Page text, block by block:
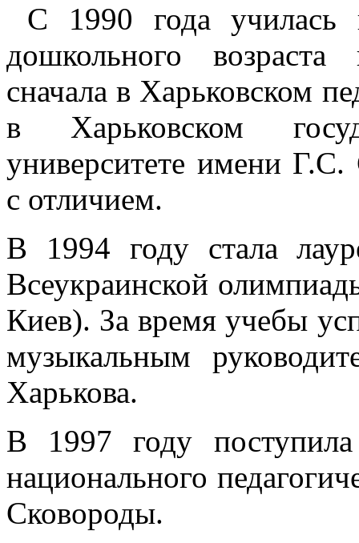
С 1990 года училась
дошкольного
сначала в Харьковском
в Харьковском
университете имени Г.С.
с отличием.
В 1994 году стала
Всеукраинской
Киев). За время учебы
музыкальным
Харькова.
В 1997 году поступила
национального
Сковороды.